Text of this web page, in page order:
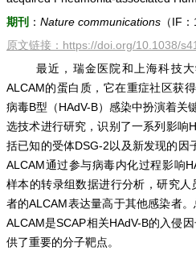
期刊 ： Nature communications （IF
原文链接： https://doi.org/10.1038/
最近，瑞金医院和上海科技
ALCAM的蛋白质，它在重症社区获
病毒B型（HAdV-B）感染中扮演着关
选技术进行研究，识别了一系列影响
括已知的受体DSG-2以及新发现的因
ALCAM通过参与病毒内化过程影响
样本的转录组数据进行分析，研究人
者的ALCAM表达量高于其他感染者
ALCAM是SCAP相关HAdV-B的入侵
供了重要的分子靶点。